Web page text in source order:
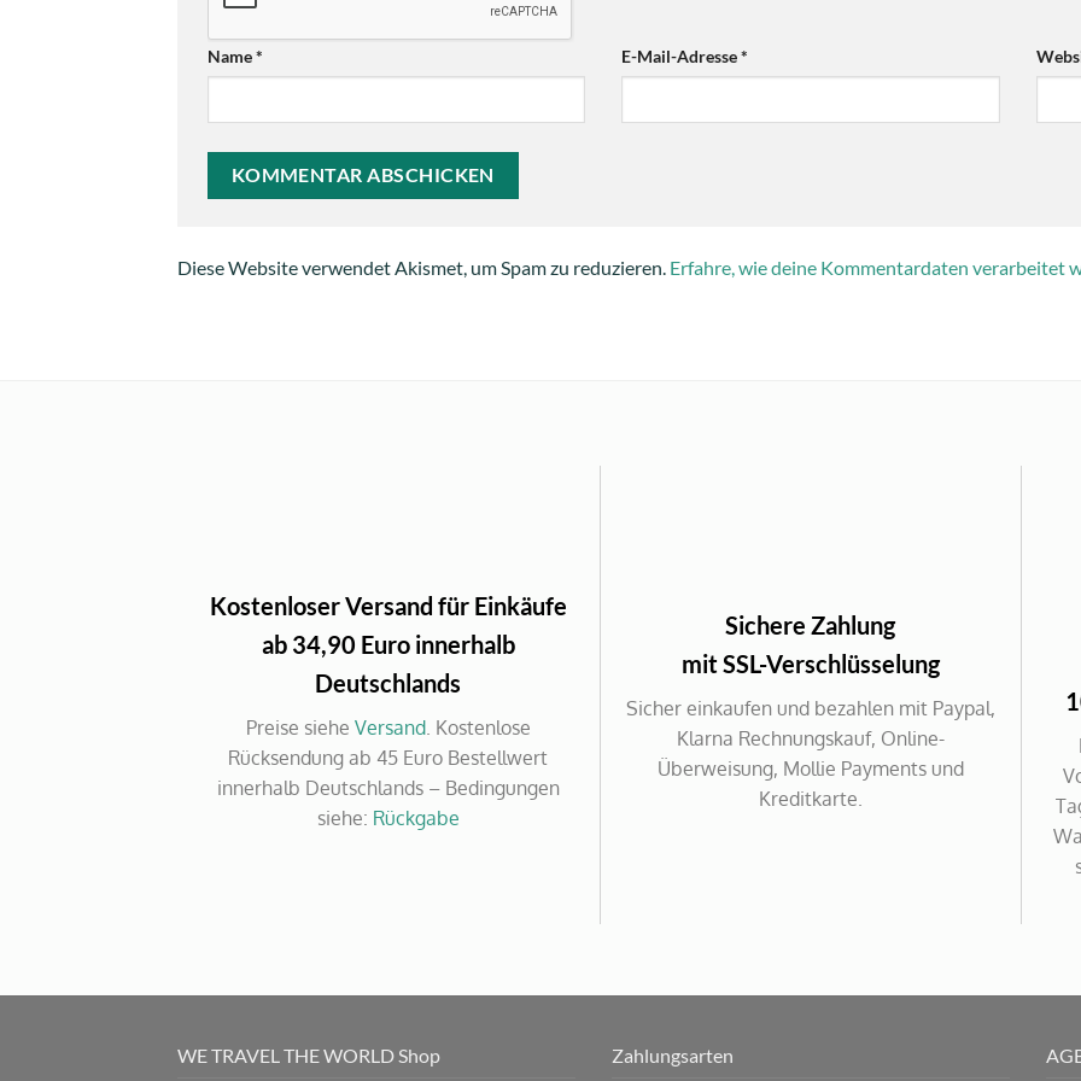
Name* E-Mail-Adresse*
Diese Website verwendet Akismet, um Spam zu reduzieren. Erfahre, wie deine Kommentardaten verarbeitet
Kostenloser Versand für Einkäufe
ab 34,90 Euro innerhalb
Deutschlands
Preise siehe Versand. Kostenlose
Rücksendung ab 45 Euro Bestellwert
innerhalb Deutschlands – Bedingungen
siehe: Rückgabe
Sichere Zahlung
mit SSL-Verschlüsselung
Sicher einkaufen und bezahlen mit Paypal,
Klarna Rechnungskauf, Online-
Überweisung, Mollie Payments und
Kreditkarte.
WE TRAVEL THE WORLD Shop Zahlungsarten